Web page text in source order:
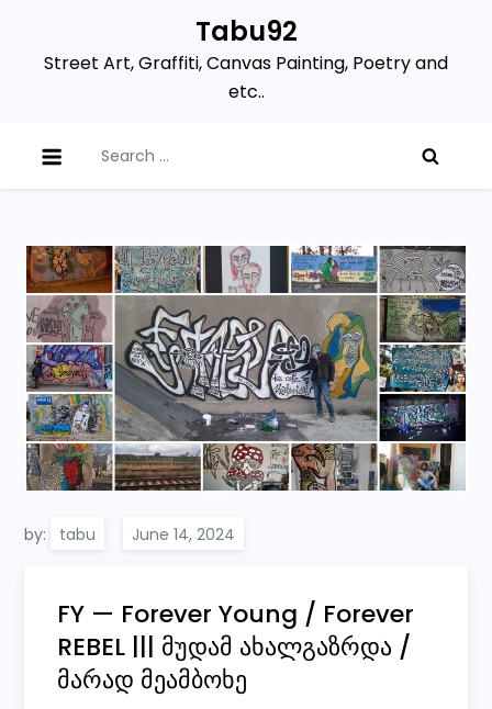
content
Tabu92
Street Art, Graffiti, Canvas Painting, Poetry and
etc..
for:
by: tabu
FY — Forever Young / Forever
REBEL ||| მუდამ ახალგაზრდა /
მარად მეამბოხე